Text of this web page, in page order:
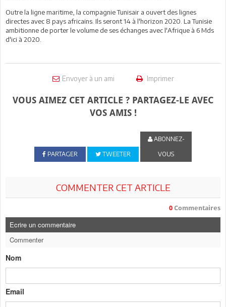
Outre la ligne maritime, la compagnie Tunisair a ouvert des lignes
directes avec 8 pays africains. Ils seront 14 à l'horizon 2020. La Tunisie
ambitionne de porter le volume de ses échanges avec l'Afrique à 6 Mds
d'ici à 2020.
Envoyer à un ami Imprimer
VOUS AIMEZ CET ARTICLE ? PARTAGEZ-LE AVEC
VOS AMIS !
PARTAGER TWEETER
ABONNEZ-
VOUS
COMMENTER CET ARTICLE
0 Commentaires
Ecrire un commentaire
Commenter
Nom
Email